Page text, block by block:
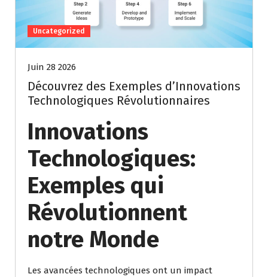
Uncategorized
Juin 28 2026
Découvrez des Exemples d’Innovations
Technologiques Révolutionnaires
Innovations
Technologiques:
Exemples qui
Révolutionnent
notre Monde
Les avancées technologiques ont un impact